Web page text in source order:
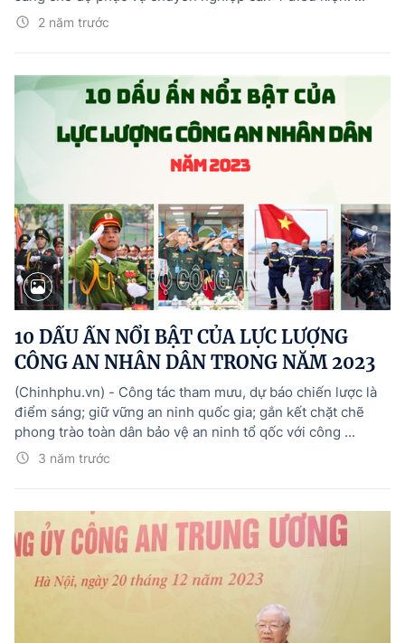
2 năm trước
10 DẤU ẤN NỔI BẬT CỦA LỰC LƯỢNG
CÔNG AN NHÂN DÂN TRONG NĂM 2023
3 năm trước
(Chinhphu.vn) - Công tác tham mưu, dự báo chiến lược là
điểm sáng; giữ vững an ninh quốc gia; gắn kết chặt chẽ
phong trào toàn dân bảo vệ an ninh tổ qốc với công ...